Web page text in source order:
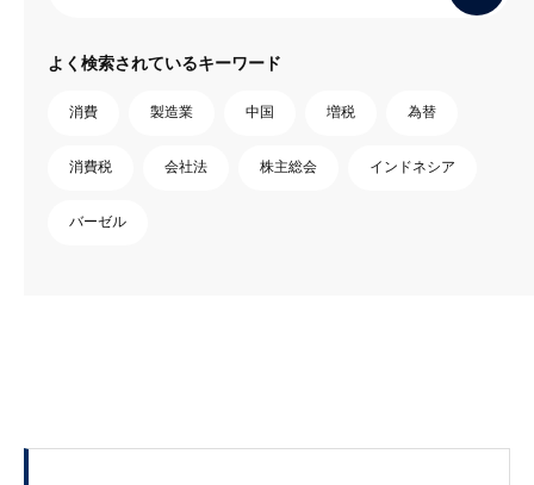
よく検索されているキーワード
消費 製造業 中国 増税 為替
消費税 会社法 株主総会 インドネシア
バーゼル